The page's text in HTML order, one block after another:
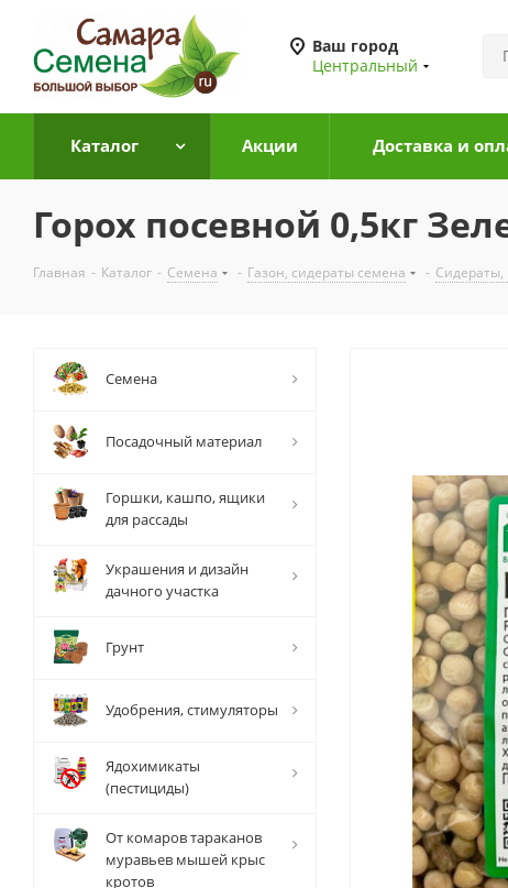
Ваш город
Центральный
Каталог Акции Доставка и
Горох посевной 0,5кг
Главная - Каталог - Семена - Газон, сидераты семена -
Семена
Посадочный материал
Горшки, кашпо, ящики
для рассады
Украшения и дизайн
дачного участка
Грунт
Удобрения, стимуляторы
Ядохимикаты
(пестициды)
От комаров тараканов
муравьев мышей крыс
кротов